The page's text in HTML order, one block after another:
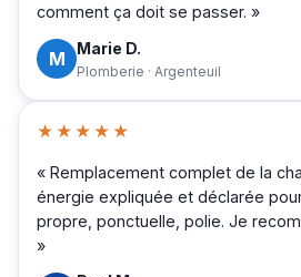
comment ça doit se passer. »
M Marie D.
Plomberie · Argenteuil
★★★★★
« Remplacement complet de la
énergie expliquée et déclarée
propre, ponctuelle, polie. Je
»